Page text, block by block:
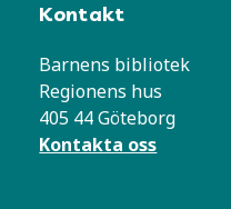
Kontakt
Barnens bibliotek
Regionens hus
405 44 Göteborg
Kontakta oss